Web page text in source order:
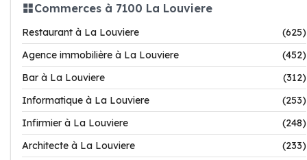
Commerces à 7100 La Louviere
Restaurant à La Louviere
(625)
Agence immobilière à La Louviere
(452)
Bar à La Louviere
(312)
Informatique à La Louviere
(253)
Infirmier à La Louviere
(248)
Architecte à La Louviere
(233)